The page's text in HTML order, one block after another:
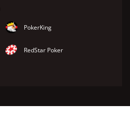
PokerKing
RedStar Poker